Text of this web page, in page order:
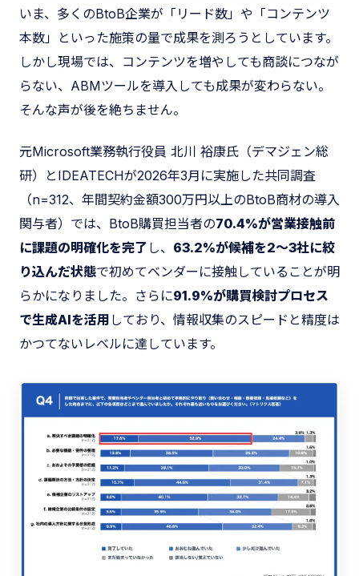
いま、多くのBtoB企業が「リード数」や「コンテンツ
本数」といった施策の量で成果を測ろうとしています。
しかし現場では、コンテンツを増やしても商談につなが
らない、ABMツールを導入しても成果が変わらない。
そんな声が後を絶ちません。
元Microsoft業務執行役員 北川 裕康氏（デマジェン総
研）とIDEATECHが2026年3月に実施した共同調査
（n=312、年間契約金額300万円以上のBtoB商材の導入
関与者）では、BtoB購買担当者の70.4%が営業接触前
に課題の明確化を完了 し、 63.2%が候補を2〜3社に絞
り込んだ状態で初めてベンダーに接触していることが明
らかになりました。さらに91.9%が購買検討プロセス
で生成AIを活用 しており、情報収集のスピードと精度は
かつてないレベルに達しています。